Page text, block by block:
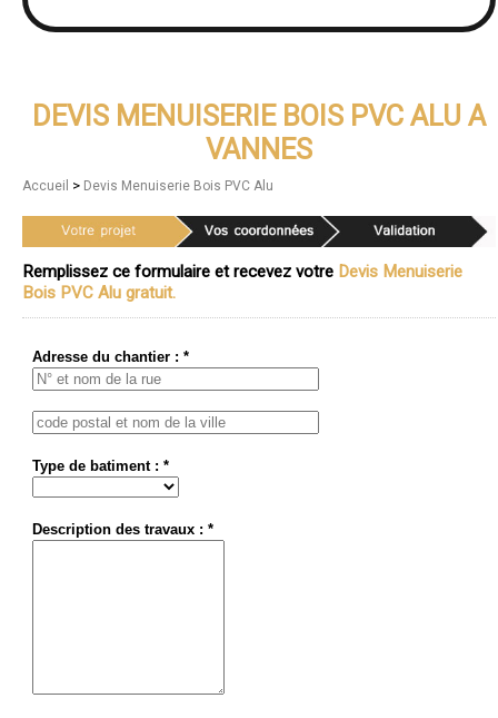
DEVIS MENUISERIE BOIS PVC ALU A
VANNES
Accueil > Devis Menuiserie Bois PVC Alu
Remplissez ce formulaire et recevez votre Devis Menuiserie
Bois PVC Alu gratuit.
Adresse du chantier : *
Type de batiment : *
Description des travaux : *